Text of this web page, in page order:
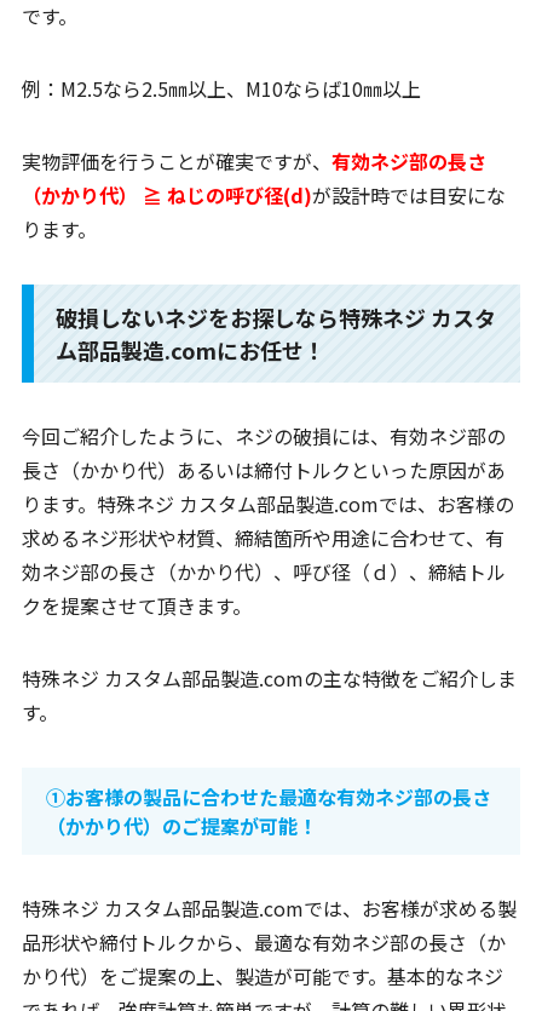
です。
例：M2.5なら2.5㎜以上、M10ならば10㎜以上
実物評価を行うことが確実ですが、 有効ネジ部の長さ
（かかり代） ≧ ねじの呼び径(d)が設計時では目安にな
ります。
破損しないネジをお探しなら特殊ネジ カスタ
ム部品製造.comにお任せ！
今回ご紹介したように、ネジの破損には、有効ネジ部の
長さ（かかり代）あるいは締付トルクといった原因があ
ります。特殊ネジ カスタム部品製造.comでは、お客様の
求めるネジ形状や材質、締結箇所や用途に合わせて、有
効ネジ部の長さ（かかり代）、呼び径（ｄ）、締結トル
クを提案させて頂きます。
特殊ネジ カスタム部品製造.comの主な特徴をご紹介しま
す。
①お客様の製品に合わせた最適な有効ネジ部の長さ
（かかり代）のご提案が可能！
特殊ネジ カスタム部品製造.comでは、お客様が求める製
品形状や締付トルクから、最適な有効ネジ部の長さ（か
かり代）をご提案の上、製造が可能です。基本的なネジ